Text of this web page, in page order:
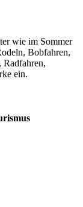
wie im Sommer
Bobfahren,
Radfahren,
ein.